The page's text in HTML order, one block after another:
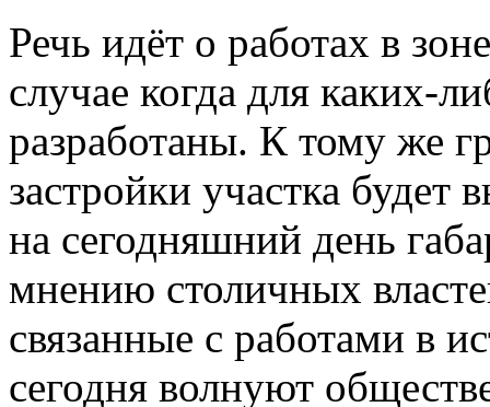
Речь идёт о работах в
случае когда для каких-
разработаны. К тому же
застройки участка будет
на сегодняшний день
мнению столичных
связанные с работами в
сегодня волнуют